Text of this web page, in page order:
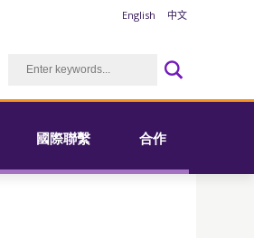
English 中文
國際聯繫 合作